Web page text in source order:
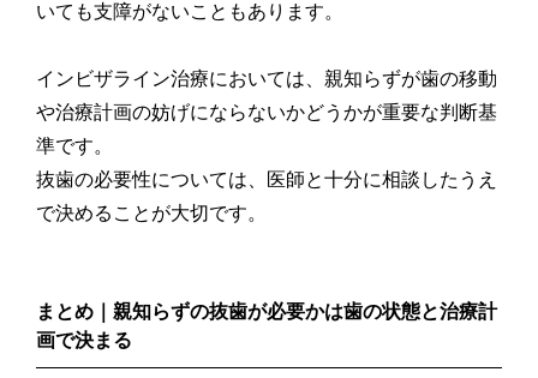
いても支障がないこともあります。
インビザライン治療においては、親知らずが歯の移動
や治療計画の妨げにならないかどうかが重要な判断基
準です。
抜歯の必要性については、医師と十分に相談したうえ
で決めることが大切です。
まとめ｜親知らずの抜歯が必要かは歯の状態と治療計
画で決まる